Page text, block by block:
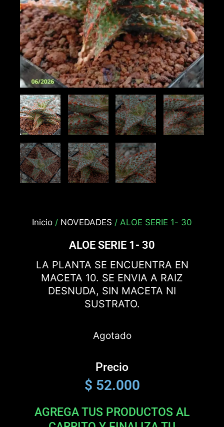
Inicio / NOVEDADES / ALOE SERIE 1- 30
ALOE SERIE 1- 30
LA PLANTA SE ENCUENTRA EN
MACETA 10. SE ENVIA A RAIZ
DESNUDA, SIN MACETA NI
SUSTRATO.
Agotado
Precio
$ 52.000
AGREGA TUS PRODUCTOS AL